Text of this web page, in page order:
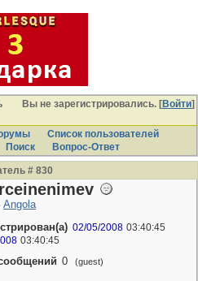
Вы не зарегистрировались. [Войти]
Список пользователей
Поиcк Вопрос-Ответ
# 830
Angola
02/05/2008 03:40:45
03:40:45
0 (guest)